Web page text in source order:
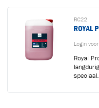
RC22
ROYAL
Login
Royal